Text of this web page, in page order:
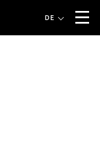
▼
DE